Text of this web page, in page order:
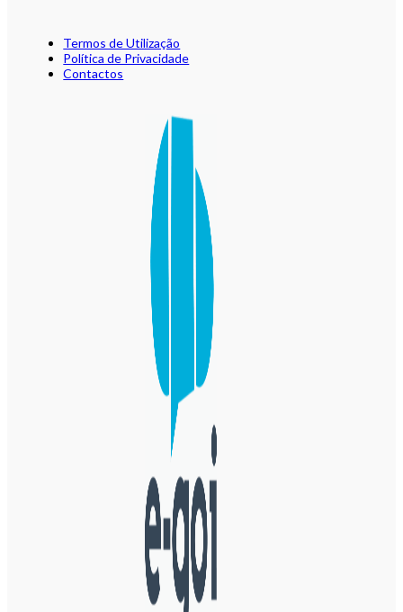
Termos de Utilização
Política de Privacidade
Contactos